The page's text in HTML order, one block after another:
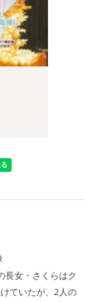
長女・さくらはク
ていたが、2人の